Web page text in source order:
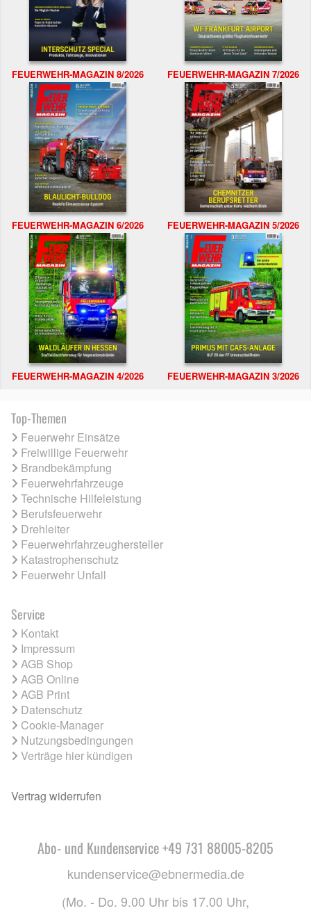
FEUERWEHR-MAGAZIN 8/2026 FEUERWEHR-MAGAZIN 7/2026
FEUERWEHR-MAGAZIN 6/2026 FEUERWEHR-MAGAZIN 5/2026
FEUERWEHR-MAGAZIN 4/2026 FEUERWEHR-MAGAZIN 3/2026
Top-Themen
Feuerwehr Einsätze
Freiwillige Feuerwehr
Brandbekämpfung
Feuerwehrfahrzeuge
Technische Hilfeleistung
Berufsfeuerwehr
Drehleiter
Feuerwehrfahrzeughersteller
Katastrophenschutz
Feuerwehr Unfall
Service
Kontakt
Impressum
AGB Shop
AGB Online
AGB Print
Datenschutz
Cookie-Manager
Nutzungsbedingungen
Verträge hier kündigen
Vertrag widerrufen
Abo- und Kundenservice +49 731 88005-8205
kundenservice@ebnermedia.de
(Mo. - Do. 9.00 Uhr bis 17.00 Uhr,